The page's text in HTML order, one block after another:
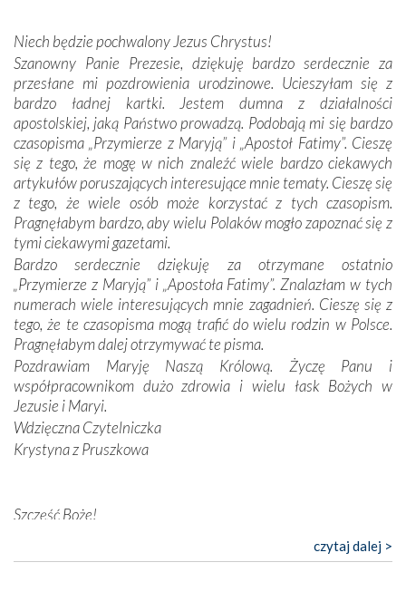
mieliśmy okazję przekonać się, że Maryja swoją opieką
otacza nie tylko nasz naród, lecz wszystkie nacje, które
się Jej ufnie oddają, a także każdą osobę, która zawierza
Jej siebie oraz swych bliskich.
Dzieje Portugalii to również historia wierności Bogu i
odstępstw, także w życiu władców. Trudne momenty w
wymiarze tak osobistym, jak i zbiorowym, przypominają o
konieczności ciągłego zabiegania o własną duszę i o łaskę
Opatrzności. Wierność przynosi pomyślność –
przynajmniej w życiu duchowym. Odstępstwo owocuje
nieszczęściem i śmiercią. Te uniwersalne prawdy
przychodziły na myśl, gdy słuchaliśmy opowieści
przewodników o portugalskich monarchach i wodzach,
zwycięskich bitwach i nieszczęśliwych losach grzesznych
kochanków.
Byli tym razem pośród Apostołów Fatimy reprezentanci
każdego spośród żyjących pokoleń. Najmłodszy uczestnik
liczył sobie 13 lat, zaś senior, pan Zdzisław – już 94.
Całe życie marzyłem, by tu przyjechać
Nasza pielgrzymka nie byłaby tak bogata w duchową treść
Oprócz zapewnienia nam możliwości codziennego
Niech będzie pochwalony Jezus Chrystus!
Szanowny Panie Prezesie, dziękuję bardzo serdecznie za
przesłane mi pozdrowienia urodzinowe. Ucieszyłam się z
bardzo ładnej kartki. Jestem dumna z działalności
apostolskiej, jaką Państwo prowadzą. Podobają mi się bardzo
czasopisma „Przymierze z Maryją” i „Apostoł Fatimy”. Cieszę
się z tego, że mogę w nich znaleźć wiele bardzo ciekawych
artykułów poruszających interesujące mnie tematy. Cieszę się
z tego, że wiele osób może korzystać z tych czasopism.
Pragnęłabym bardzo, aby wielu Polaków mogło zapoznać się z
tymi ciekawymi gazetami.
Bardzo serdecznie dziękuję za otrzymane ostatnio
„Przymierze z Maryją” i „Apostoła Fatimy”. Znalazłam w tych
numerach wiele interesujących mnie zagadnień. Cieszę się z
tego, że te czasopisma mogą trafić do wielu rodzin w Polsce.
Pragnęłabym dalej otrzymywać te pisma.
Pozdrawiam Maryję Naszą Królową. Życzę Panu i
współpracownikom dużo zdrowia i wielu łask Bożych w
Jezusie i Maryi.
Wdzięczna Czytelniczka
Krystyna z Pruszkowa
Szczęść Boże!
to pismo, które bardzo sobie cenię i szanuję. Redagujecie
czytaj dalej >